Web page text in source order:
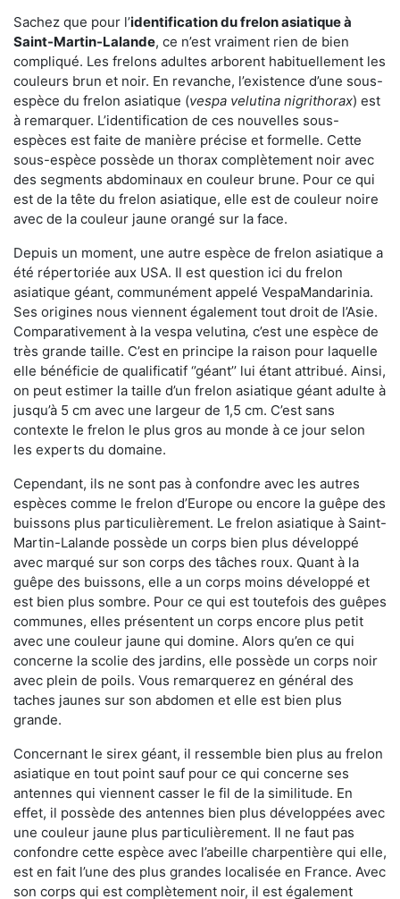
Sachez que pour l’identification du frelon asiatiqueà
Saint-Martin-Lalande, ce n’est vraiment rien de bien
compliqué. Les frelons adultes arborent habituellement les
couleurs brun et noir. En revanche, l’existence d’une sous-
espèce du frelon asiatique (vespa velutina nigrithorax) est
à remarquer. L’identification de ces nouvelles sous-
espèces est faite de manière précise et formelle. Cette
sous-espèce possède un thorax complètement noir avec
des segments abdominaux en couleur brune. Pour ce qui
est de la tête du frelon asiatique, elle est de couleur noire
avec de la couleur jaune orangé sur la face.
Depuis un moment, une autre espèce de frelon asiatique a
été répertoriée aux USA. Il est question ici du frelon
asiatique géant, communément appelé VespaMandarinia.
Ses origines nous viennent également tout droit de l’Asie.
Comparativement à la vespa velutina, c’est une espèce de
très grande taille. C’est en principe la raison pour laquelle
elle bénéficie de qualificatif ‘’géant’’ lui étant attribué. Ainsi,
on peut estimer la taille d’un frelon asiatique géant adulte à
jusqu’à 5 cm avec une largeur de 1,5 cm. C’est sans
contexte le frelon le plus gros au monde à ce jour selon
les experts du domaine.
Cependant, ils ne sont pas à confondre avec les autres
espèces comme le frelon d’Europe ou encore la guêpe des
buissons plus particulièrement. Le frelon asiatique à Saint-
Martin-Lalande possède un corps bien plus développé
avec marqué sur son corps des tâches roux. Quant à la
guêpe des buissons, elle a un corps moins développé et
est bien plus sombre. Pour ce qui est toutefois des guêpes
communes, elles présentent un corps encore plus petit
avec une couleur jaune qui domine. Alors qu’en ce qui
concerne la scolie des jardins, elle possède un corps noir
avec plein de poils. Vous remarquerez en général des
taches jaunes sur son abdomen et elle est bien plus
grande.
Concernant le sirex géant, il ressemble bien plus au frelon
asiatique en tout point sauf pour ce qui concerne ses
antennes qui viennent casser le fil de la similitude. En
effet, il possède des antennes bien plus développées avec
une couleur jaune plus particulièrement. Il ne faut pas
confondre cette espèce avec l’abeille charpentière qui elle,
est en fait l’une des plus grandes localisée en France. Avec
son corps qui est complètement noir, il est également